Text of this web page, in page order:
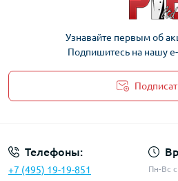
Узнавайте первым об
Подпишитесь на нашу
Телефоны:
+7 (495) 19-19-851 Пн-Вс